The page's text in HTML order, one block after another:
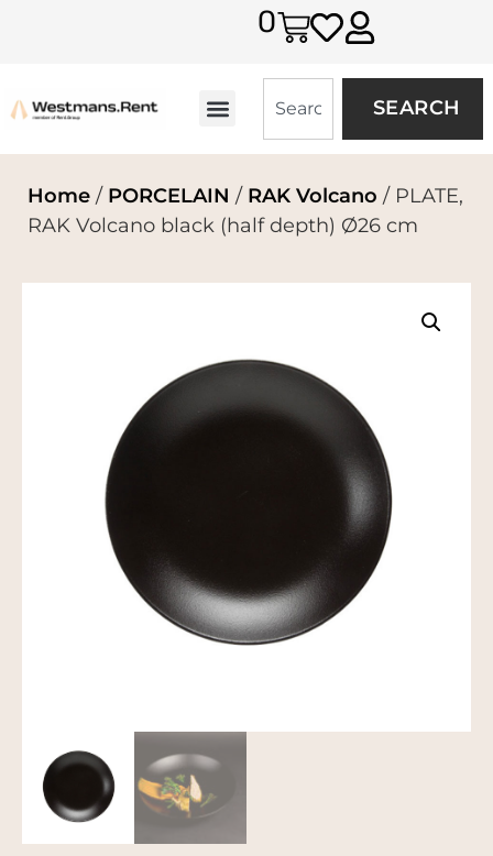
0
SEARCH
Home / PORCELAIN / RAK Volcano / PLATE,
RAK Volcano black (half depth) Ø26 cm